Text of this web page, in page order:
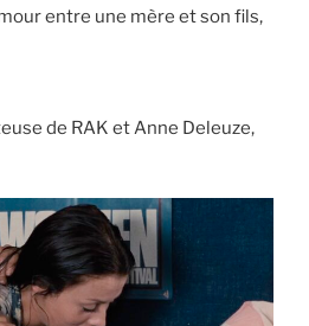
entre une mère et son fils,
de RAK et Anne Deleuze,